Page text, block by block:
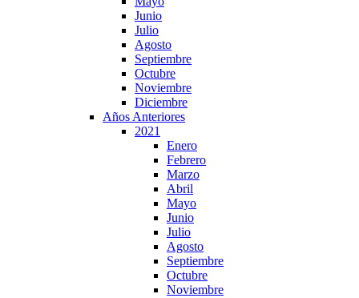
Junio
Julio
Agosto
Septiembre
Octubre
Noviembre
Diciembre
Años Anteriores
2021
Enero
Febrero
Marzo
Abril
Mayo
Junio
Julio
Agosto
Septiembre
Octubre
Noviembre